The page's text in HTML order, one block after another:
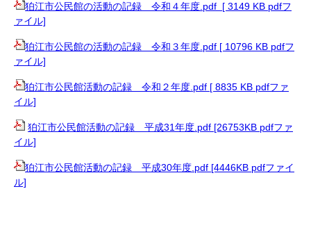
狛江市公民館の活動の記録 令和４年度.pdf [ 3149 KB pdfフ
ァイル]
狛江市公民館の活動の記録 令和３年度.pdf [ 10796 KB pdfフ
ァイル]
狛江市公民館活動の記録 令和２年度.pdf [ 8835 KB pdfファ
イル]
狛江市公民館活動の記録 平成31年度.pdf [26753KB pdfファ
イル]
狛江市公民館活動の記録 平成30年度.pdf [4446KB pdfファイ
ル]